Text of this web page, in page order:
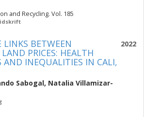
and Recycling. Vol. 185
2022
LINKS BETWEEN
PRICES: HEALTH
AND INEQUALITIES IN CALI,
Sabogal, Natalia Villamizar-